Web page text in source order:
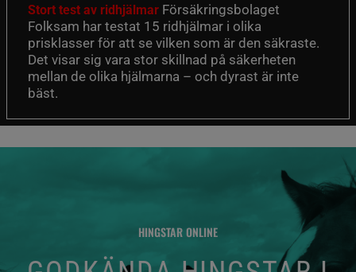
Stort test av ridhjälmar Försäkringsbolaget
Folksam har testat 15 ridhjälmar i olika
prisklasser för att se vilken som är den säkraste.
Det visar sig vara stor skillnad på säkerheten
mellan de olika hjälmarna – och dyrast är inte
bäst.
HINGSTAR ONLINE